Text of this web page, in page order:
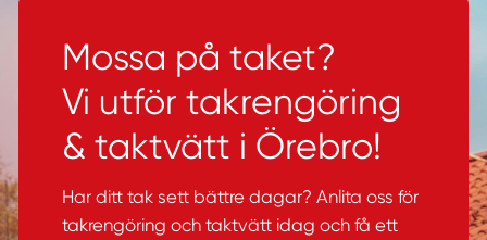
Mossa på taket?
Vi utför takrengöring
& taktvätt i Örebro!
Har ditt tak sett bättre dagar? Anlita oss för
takrengöring och taktvätt idag och få ett